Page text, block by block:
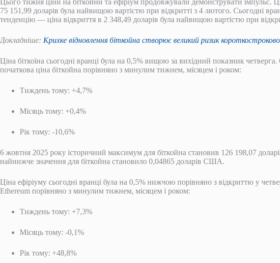
Цього тижня ціни на біткойни та ефіріум продовжували демонструвати імпульс.
75 151,99 доларів була найвищою вартістю при відкритті з 4 лютого. Сьогодні
тенденцію — ціна відкриття в 2 348,49 доларів була найвищою вартістю при
Докладніше: Крихке відновлення біткойна створює великий ризик
Ціна біткоїна сьогодні вранці була на 0,5% вищою за вихідний показник четверга.
початкова ціна біткойна порівняно з минулим тижнем, місяцем і роком:
Тиждень тому: +4,7%
Місяць тому: +0,4%
Рік тому: -10,6%
6 жовтня 2025 року історичний максимум для біткойна становив 126 198,07
найнижче значення для біткойна становило 0,04865 доларів США.
Ціна ефіріуму сьогодні вранці була на 0,5% нижчою порівняно з відкриттю у
Ethereum порівняно з минулим тижнем, місяцем і роком:
Тиждень тому: +7,3%
Місяць тому: -0,1%
Рік тому: +48,8%